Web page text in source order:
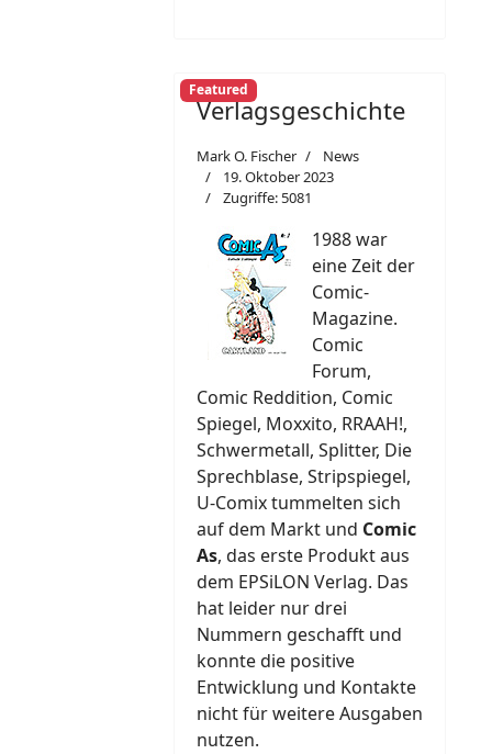
Featured
Verlagsgeschichte
Mark O. Fischer
News
19. Oktober 2023
Zugriffe: 5081
1988 war
eine Zeit der
Comic-
Magazine.
Comic
Forum,
Comic Reddition, Comic
Spiegel, Moxxito, RRAAH!,
Schwermetall, Splitter, Die
Sprechblase, Stripspiegel,
U-Comix tummelten sich
auf dem Markt und Comic
As, das erste Produkt aus
dem EPSiLON Verlag. Das
hat leider nur drei
Nummern geschafft und
konnte die positive
Entwicklung und Kontakte
nicht für weitere Ausgaben
nutzen.